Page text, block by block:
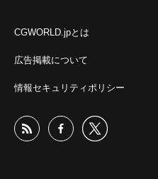
CGWORLD.jpとは
広告掲載について
情報セキュリティポリシー